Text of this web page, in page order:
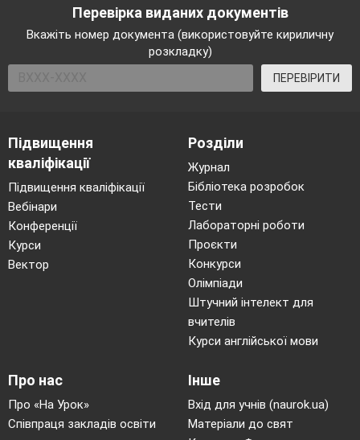
Перевірка виданих документів
Вкажіть номер документа (використовуйте кириличну
розкладку)
ПЕРЕВІРИТИ
Підвищення
кваліфікації
Підвищення кваліфікації
Вебінари
Конференції
Курси
Вектор
Розділи
Журнал
Бібліотека розробок
Тести
Лабораторні роботи
Проєкти
Конкурси
Олімпіади
Штучний інтелект для
вчителів
Курси англійської мови
Про нас
Про «На Урок»
Співпраця закладів освіти
Інше
Вхід для учнів (naurok.ua)
Матеріали до свят